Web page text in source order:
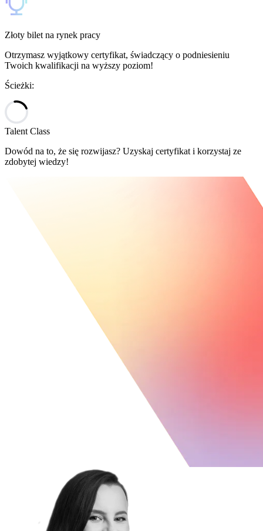
Złoty bilet na rynek pracy
Otrzymasz wyjątkowy certyfikat, świadczący o podniesieniu
Twoich kwalifikacji na wyższy poziom!
Ścieżki:
Talent Class
Dowód na to, że się rozwijasz? Uzyskaj certyfikat i korzystaj ze
zdobytej wiedzy!